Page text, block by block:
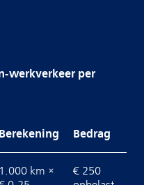
werkverkeer per
Berekening Bedrag
1.000 km ×
€ 250